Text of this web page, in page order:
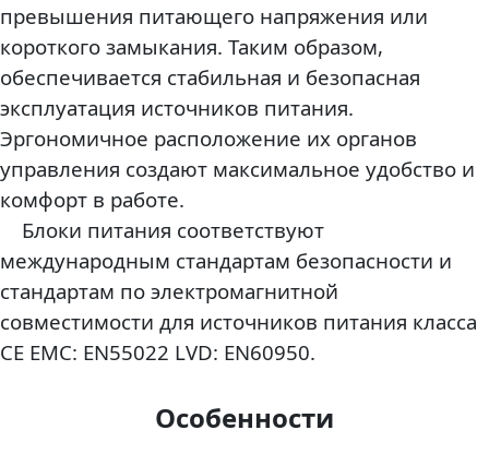
превышения питающего напряжения или
короткого замыкания. Таким образом,
обеспечивается стабильная и безопасная
эксплуатация источников питания.
Эргономичное расположение их органов
управления создают максимальное удобство и
комфорт в работе.
Блоки питания соответствуют
международным стандартам безопасности и
стандартам по электромагнитной
совместимости для источников питания класса
CE EMC: EN55022 LVD: EN60950.
Особенности